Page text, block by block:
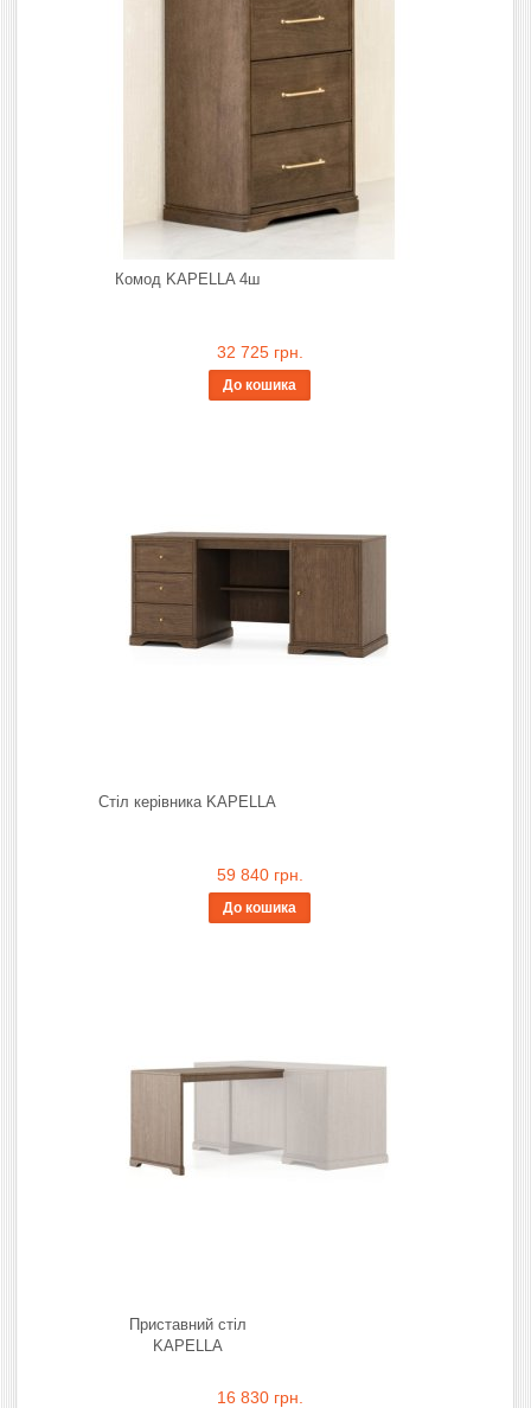
Комод KAPELLA 4ш
32 725 грн.
До кошика
Стіл керівника KAPELLA
59 840 грн.
До кошика
Приставний стіл
KAPELLA
16 830 грн.